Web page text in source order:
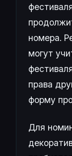
номера.
могут
права
форму
Для